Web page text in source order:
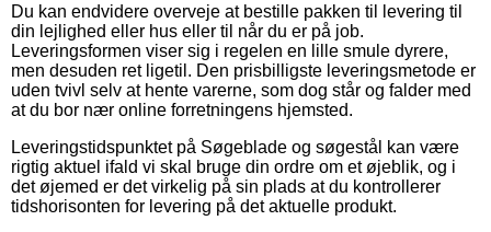
Du kan endvidere overveje at bestille pakken til levering til
din lejlighed eller hus eller til når du er på job.
Leveringsformen viser sig i regelen en lille smule dyrere,
men desuden ret ligetil. Den prisbilligste leveringsmetode er
uden tvivl selv at hente varerne, som dog står og falder med
at du bor nær online forretningens hjemsted.
Leveringstidspunktet på Søgeblade og søgestål kan være
rigtig aktuel ifald vi skal bruge din ordre om et øjeblik, og i
det øjemed er det virkelig på sin plads at du kontrollerer
tidshorisonten for levering på det aktuelle produkt.